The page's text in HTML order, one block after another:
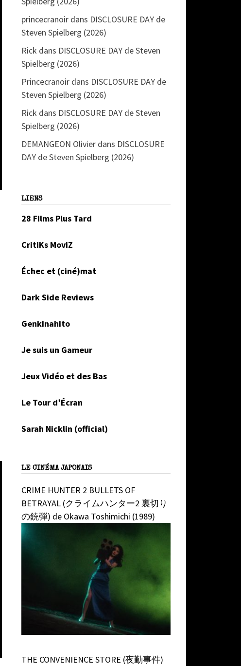
princecranoir dans DISCLOSURE DAY de
Steven Spielberg (2026)
Rick dans DISCLOSURE DAY de Steven
Spielberg (2026)
Princecranoir dans DISCLOSURE DAY de
Steven Spielberg (2026)
Rick dans DISCLOSURE DAY de Steven
Spielberg (2026)
DEMANGEON Olivier dans DISCLOSURE
DAY de Steven Spielberg (2026)
LIENS
28 Films Plus Tard
CritiKs MoviZ
Échec et (ciné)mat
Dark Side Reviews
Genkinahito
Je suis un Gameur
Jeux Vidéo et des Bas
Le Tour d’Écran
Sarah Nicklin (official)
LE CINÉMA JAPONAIS
CRIME HUNTER 2 BULLETS OF
BETRAYAL (クライムハンター2 裏切り
の銃弾) de Okawa Toshimichi (1989)
THE CONVENIENCE STORE (夜勤事件)